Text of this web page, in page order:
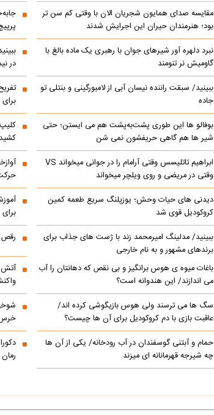
مقایسه صدای همایون شجریان الان با وقتی کم سن تر
بود؛ هنرمندان حیران این اجرایش شدند
نبرد دلهره آور شیرهای جوان با رهبری یک ماده بالغ با
گاومیش نر تنومند
در
ببینید/ سبقت راننده نیسان آبی از لامبورگینی و بنتلی تو
جاده
بوفالو ها این‌ طوری پشت‌به‌پشت هم می‌ ایستن؛ حتی
شیر ها هم گاهی حریفشون نمی‌ شن
ابراهیم تاتلیسس وقتی آرامام را در جوانی میخواند VS
وقتی در مریضی و روی ویلچر میخواند
دیدنی های حیات وحش؛ یوزپلنگ سریع طعمه کمین
کروکودیل قوی شد
ببینید/ مدلینگ امیرمحمد زند با ژست های جذاب برای
برندهای مشهور و به نام خارجی
رقص
باغات میوه ی هوس برانگیز و بی نقص که دهانتان را آب
می اندازند/ این هندوانه است؟
سگ ها می ترسند ولی هوس بازیگوشی کرده اند/
عاقبت بازی با دم کروکودیل برای آن ها چیست؟
خرس
حمام و آبتنی گوسفندان در آب رودخانه/ یکی از آن ها
چه شیرجه قهرمانانه ای میزند